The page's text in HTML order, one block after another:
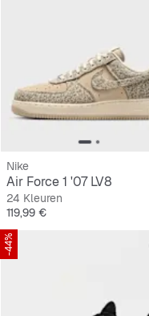
Nike
Air Force 1 '07 LV8
24 Kleuren
Prijs
119,99 €
-44%